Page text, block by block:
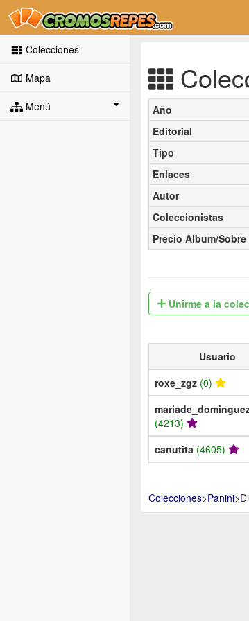
Colecciones
Mapa
Menú Año
Editorial
Tipo
Enlaces
Autor
Coleccionistas
Precio Album/Sobre
Unirme a la
Usuario
roxe_zgz (0)
(4213)
canutita (4605)
Colecciones>Panini>